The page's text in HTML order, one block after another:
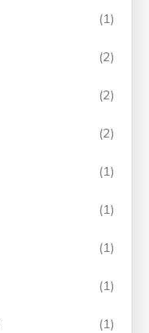
(1)
(2)
(2)
(2)
(1)
(1)
(1)
(1)
(1)